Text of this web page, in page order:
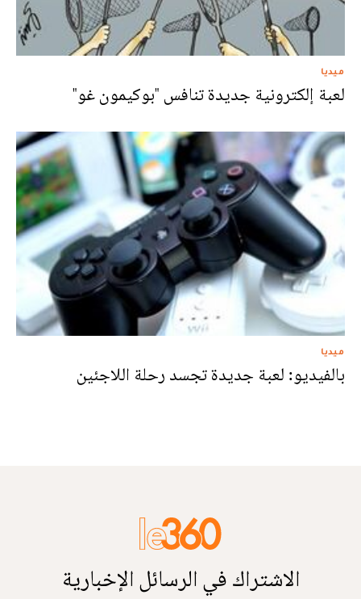
ميديا
لعبة إلكترونية جديدة تنافس "بوكيمون غو"
ميديا
بالفيديو: لعبة جديدة تجسد رحلة اللاجئين
الاشتراك في الرسائل الإخبارية